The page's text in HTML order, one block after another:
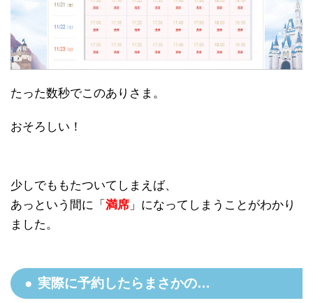
たった数秒でこのありさま。
おそろしい！
少しでももたついてしまえば、
あっという間に「 満席 」になってしまうことがわかり
ました。
実際に予約したらまさかの…